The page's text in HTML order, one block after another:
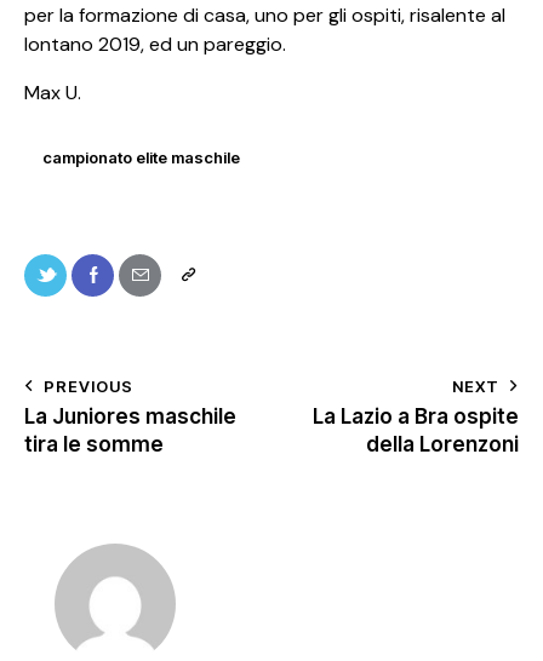
per la formazione di casa, uno per gli ospiti, risalente al
lontano 2019, ed un pareggio.
Max U.
campionato elite maschile
PREVIOUS
La Juniores maschile
tira le somme
NEXT
La Lazio a Bra ospite
della Lorenzoni